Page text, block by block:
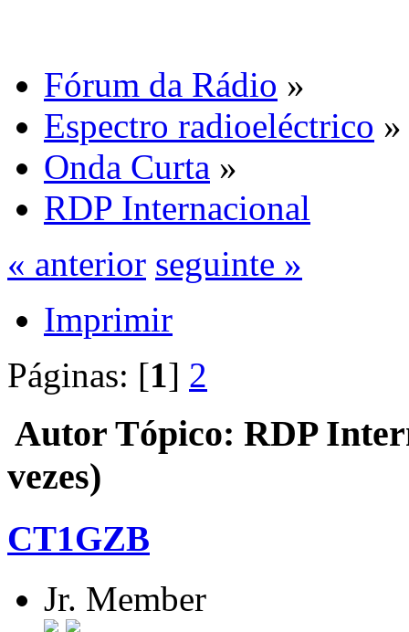
Fórum da Rádio »
Espectro radioeléctrico »
Onda Curta »
RDP Internacional
« anterior seguinte »
Imprimir
Páginas: [1] 2
Autor Tópico: RDP
vezes)
CT1GZB
Jr. Member